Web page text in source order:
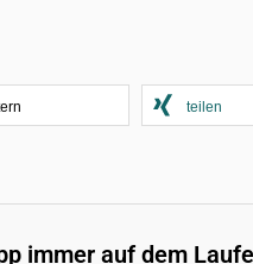
teilen
immer auf dem